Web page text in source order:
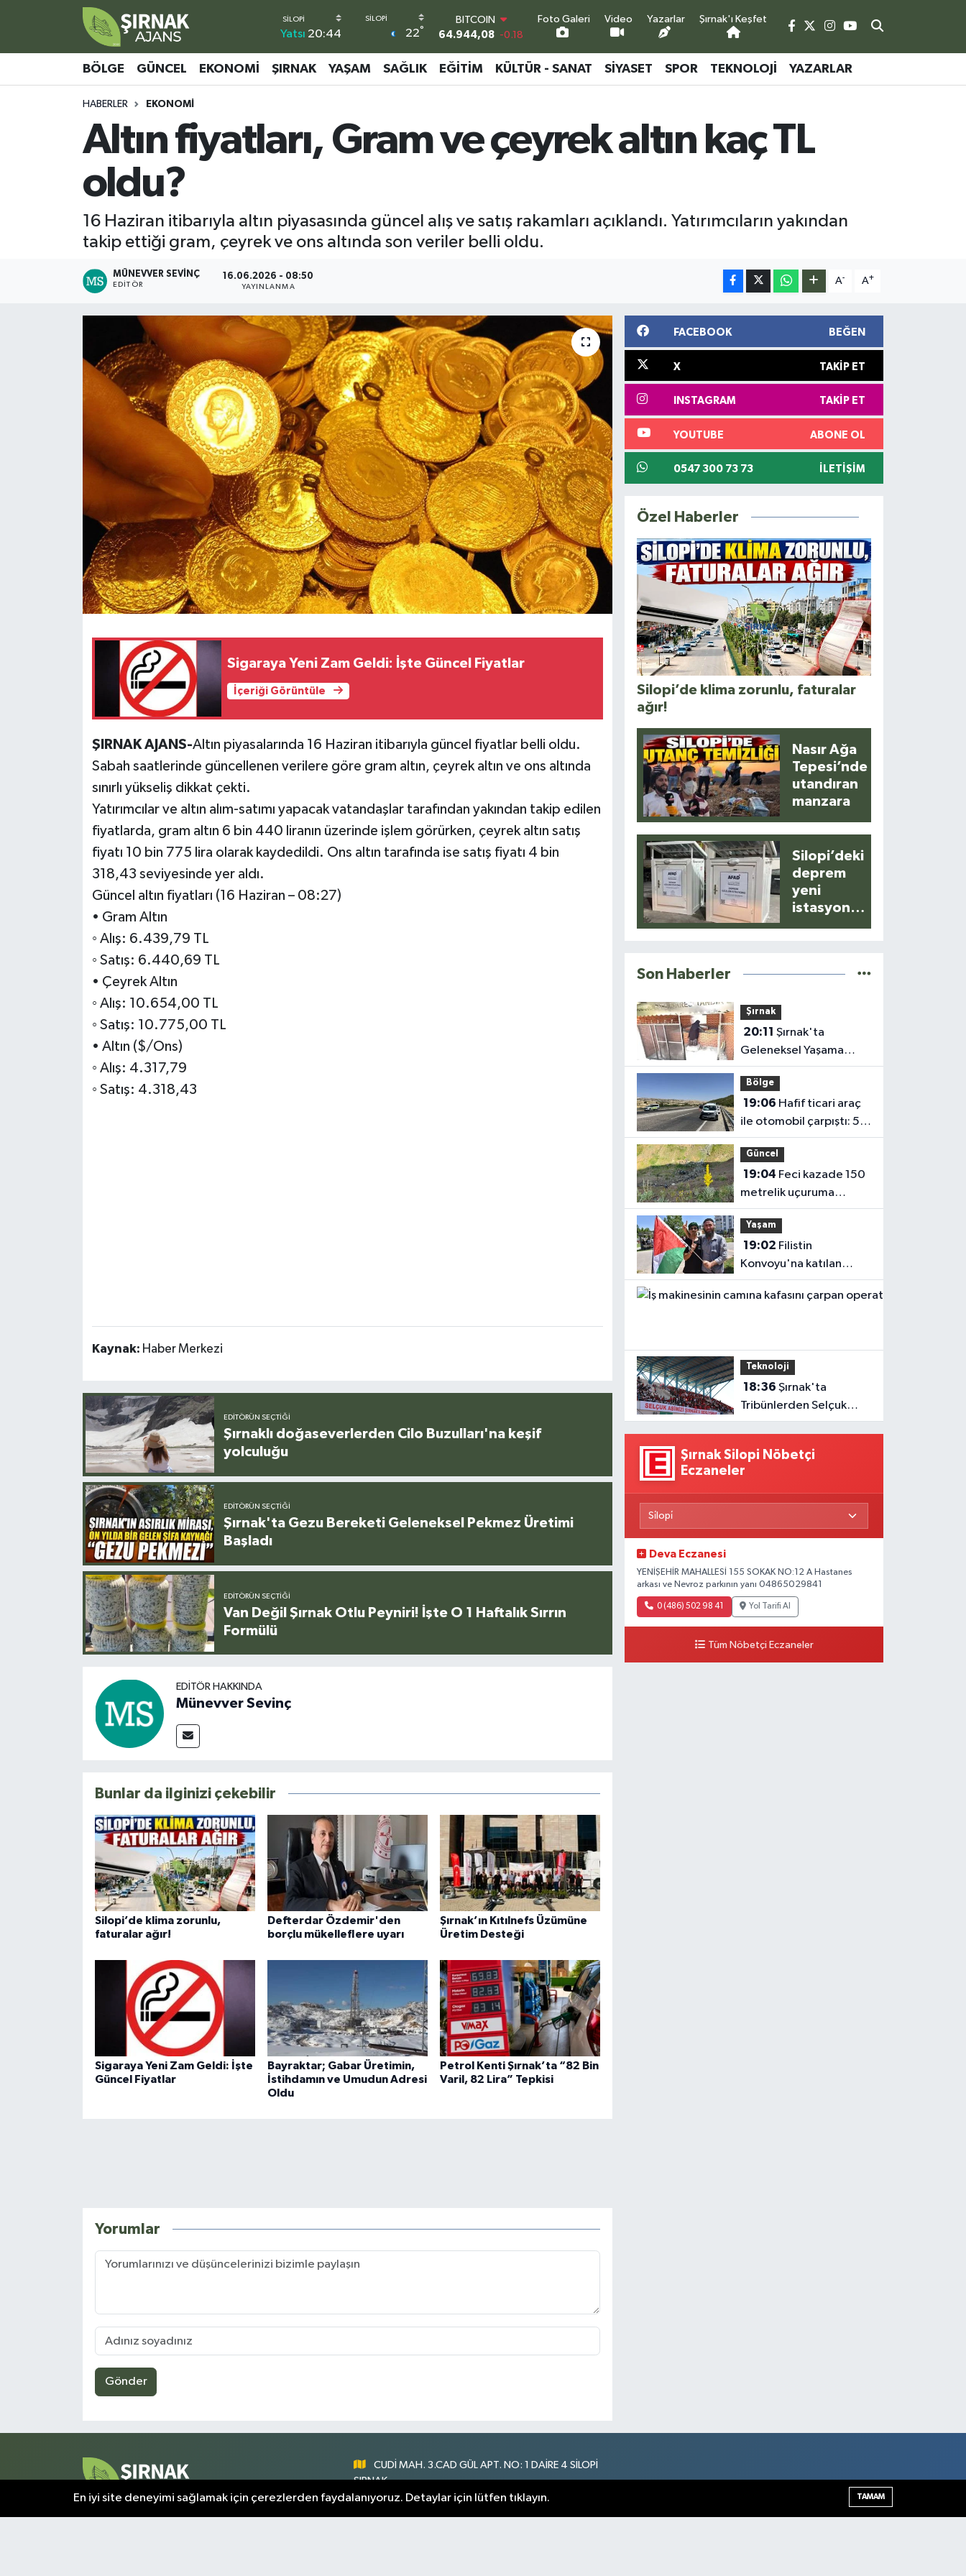
Yatsı 20:44 22°
DOLAR
47,7436
0.18
55,2510
0.32
BİST100
13.779
-14
Foto Galeri Video Yazarlar Şırnak'ı Keşfet
BÖLGE GÜNCEL EKONOMI ŞIRNAK YAŞAM SAĞLIK EĞITIM KÜLTÜR - SANAT SIYASET SPOR TEKNOLOJI YAZARLAR
HABERLER EKONOMI
Altın fiyatları, Gram ve çeyrek altın kaç TL
oldu?
16 Haziran itibarıyla altın piyasasında güncel alış ve satış rakamları açıklandı. Yatırımcıların yakından
takip ettiği gram, çeyrek ve ons altında son veriler belli oldu.
MÜNEVVER SEVINÇ
EDITÖR
16.06.2026 - 08:50
YAYINLANMA
A- A+
Sigaraya Yeni Zam Geldi: İşte Güncel Fiyatlar
İçeriği Görüntüle
ŞIRNAK AJANS-Altın piyasalarında 16 Haziran itibarıyla güncel fiyatlar belli oldu.
Sabah saatlerinde güncellenen verilere göre gram altın, çeyrek altın ve ons altında
sınırlı yükseliş dikkat çekti.
Yatırımcılar ve altın alım-satımı yapacak vatandaşlar tarafından yakından takip edilen
fiyatlarda, gram altın 6 bin 440 liranın üzerinde işlem görürken, çeyrek altın satış
fiyatı 10 bin 775 lira olarak kaydedildi. Ons altın tarafında ise satış fiyatı 4 bin
318,43 seviyesinde yer aldı.
Güncel altın fiyatları (16 Haziran – 08:27)
• Gram Altın
◦ Alış: 6.439,79 TL
◦ Satış: 6.440,69 TL
• Çeyrek Altın
◦ Alış: 10.654,00 TL
◦ Satış: 10.775,00 TL
• Altın ($/Ons)
◦ Alış: 4.317,79
◦ Satış: 4.318,43
Kaynak: Haber Merkezi
EDITÖRÜN SEÇTIĞI
Şırnaklı doğaseverlerden Cilo Buzulları'na keşif
yolculuğu
EDITÖRÜN SEÇTIĞI
Şırnak'ta Gezu Bereketi Geleneksel Pekmez Üretimi
Başladı
EDITÖRÜN SEÇTIĞI
Van Değil Şırnak Otlu Peyniri! İşte O 1 Haftalık Sırrın
Formülü
EDITÖR HAKKINDA
Münevver Sevinç
Bunlar da ilginizi çekebilir
Silopi’de klima zorunlu,
faturalar ağır!
Defterdar Özdemir'den
borçlu mükelleflere uyarı
Şırnak’ın Kıtılnefs Üzümüne
Üretim Desteği
Sigaraya Yeni Zam Geldi: İşte
Güncel Fiyatlar
Bayraktar; Gabar Üretimin,
İstihdamın ve Umudun Adresi
Oldu
Petrol Kenti Şırnak’ta “82 Bin
Varil, 82 Lira” Tepkisi
Yorumlar
Gönder
FACEBOOK BEĞEN
X TAKIP ET
INSTAGRAM TAKIP ET
YOUTUBE ABONE OL
0547 300 73 73 İLETIŞIM
Özel Haberler
Silopi’de klima zorunlu, faturalar
ağır!
Nasır Ağa
Tepesi’nde
utandıran
manzara
Silopi’deki
deprem
yeni
istasyonla
Son Haberler
Şırnak
20:11
Geleneksel Yaşama
Destek; Tandır Evleri
Açıldı
Bölge
19:06
ile otomobil çarpıştı: 5
yaralı
Güncel
19:04
metrelik uçuruma
yuvarlandı
Yaşam
19:02
Konvoyu'na katılan
Fransız aktivist
müslüman oldu
Teknoloji
18:36
Tribünlerden Selçuk
Bayraktar’a Anlamlı
Şırnak Silopi Nöbetçi
Eczaneler
Deva Eczanesi
YENİŞEHİR MAHALLESİ 155 SOKAK NO:12 A Hastanes
arkası ve Nevroz parkının yanı 04865029841
0 (486) 502 98 41 Yol Tarifi Al
Tüm Nöbetçi Eczaneler
Şırnak ve çevresindeki tüm gelişmeler, bu sayfada anlık
CUDİ MAH. 3.CAD GÜL APT. NO: 1 DAİRE 4 SİLOPİ
ŞIRNAK
En iyi site deneyimi sağlamak için çerezlerden faydalanıyoruz. Detaylar için lütfen tıklayın. TAMAM
Bölge
Ekonomi
Şırnak Nöbetçi Eczaneler
Şirnak Namaz Vakitleri
Şırnak Trafik Yoğunluk Haritası
Süper Lig Puan Durumu ve Fikstür
Tüm Manşetler
Son Dakika Haberleri